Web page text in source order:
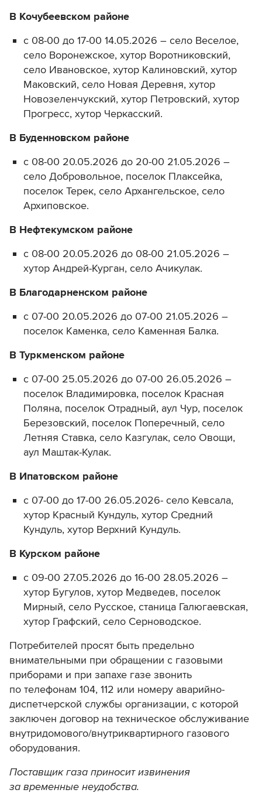
В Кочубеевском районе
с 08-00 до 17-00 14.05.2026 – село Веселое,
село Воронежское, хутор Воротниковский,
село Ивановское, хутор Калиновский, хутор
Маковский, село Новая Деревня, хутор
Новозеленчукский, хутор Петровский, хутор
Прогресс, хутор Черкасский.
В Буденновском районе
с 08-00 20.05.2026 до 20-00 21.05.2026 –
село Добровольное, поселок Плаксейка,
поселок Терек, село Архангельское, село
Архиповское.
В Нефтекумском районе
с 08-00 20.05.2026 до 08-00 21.05.2026 –
хутор Андрей-Курган, село Ачикулак.
В Благодарненском районе
с 07-00 20.05.2026 до 07-00 21.05.2026 –
поселок Каменка, село Каменная Балка.
В Туркменском районе
с 07-00 25.05.2026 до 07-00 26.05.2026 –
поселок Владимировка, поселок Красная
Поляна, поселок Отрадный, аул Чур, поселок
Березовский, поселок Поперечный, село
Летняя Ставка, село Казгулак, село Овощи,
аул Маштак-Кулак.
В Ипатовском районе
с 07-00 до 17-00 26.05.2026- село Кевсала,
хутор Красный Кундуль, хутор Средний
Кундуль, хутор Верхний Кундуль.
В Курском районе
с 09-00 27.05.2026 до 16-00 28.05.2026 –
хутор Бугулов, хутор Медведев, поселок
Мирный, село Русское, станица Галюгаевская,
хутор Графский, село Серноводское.
Потребителей просят быть предельно
внимательными при обращении с газовыми
приборами и при запахе газе звонить
по телефонам 104, 112 или номеру аварийно-
диспетчерской службы организации, с которой
заключен договор на техническое обслуживание
внутридомового/внутриквартирного газового
оборудования.
Поставщик газа приносит извинения
за временные неудобства.